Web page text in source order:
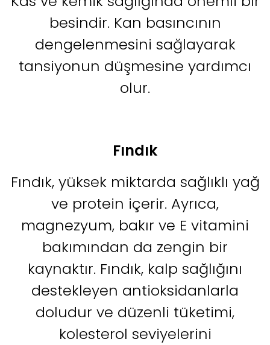
besindir. Kan basıncının
dengelenmesini sağlayarak
tansiyonun düşmesine yardımcı
olur.
Fındık
Fındık, yüksek miktarda sağlıklı yağ
ve protein içerir. Ayrıca,
magnezyum, bakır ve E vitamini
bakımından da zengin bir
kaynaktır. Fındık, kalp sağlığını
destekleyen antioksidanlarla
doludur ve düzenli tüketimi,
kolesterol seviyelerini